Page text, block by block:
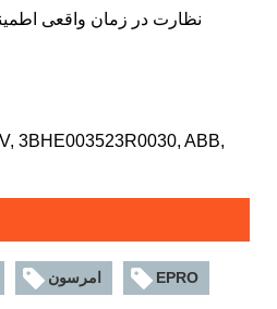
نظارت در زمان واقعی
امرسون EPRO